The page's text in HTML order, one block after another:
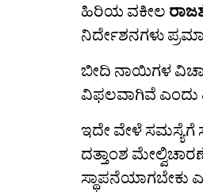
ಹಿರಿಯ ವಕೀಲ
ನಿರ್ದೇಶನಗಳು
ಬೀದಿ ನಾಯಿಗಳ
ವಿಫಲವಾಗಿವೆ
ಇದೇ ವೇಳೆ ಸಮಸ್ಯೆಗೆ
ದತ್ತಾಂಶ
ಸ್ಥಾಪನೆಯಾಗಬೇಕು